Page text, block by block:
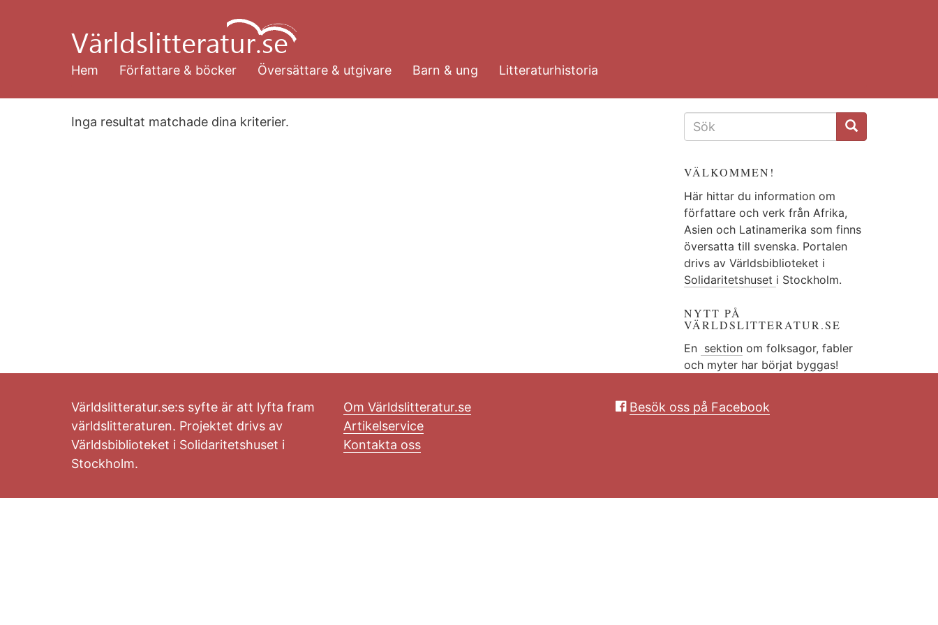
huvudinnehåll
Hem
Författare & böcker Översättare & utgivare Barn & ung Litteraturhistoria
Inga resultat matchade dina kriterier. SÖKFORMULÄR
VÄLKOMMEN!
Här hittar du information om
författare och verk från Afrika,
Asien och Latinamerika som finns
översatta till svenska. Portalen
drivs av Världsbiblioteket i
Solidaritetshuset i Stockholm.
NYTT PÅ
VÄRLDSLITTERATUR.SE
En sektionom folksagor, fabler
och myter har börjat byggas!
Världslitteratur.se:s syfte är att lyfta fram
världslitteraturen. Projektet drivs av
Världsbiblioteket i Solidaritetshuset i
Stockholm.
Om Världslitteratur.se
Artikelservice
Kontakta oss
Besök oss på Facebook